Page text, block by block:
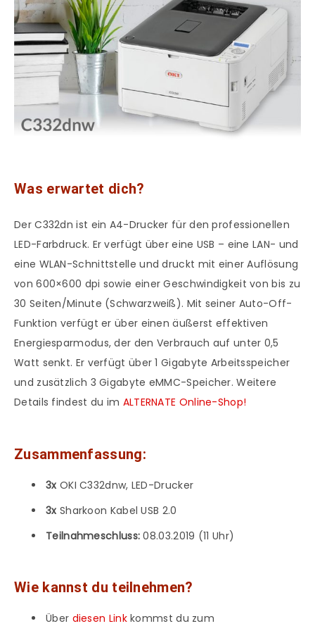
Was erwartet dich?
Der C332dn ist ein A4-Drucker für den professionellen
LED-Farbdruck. Er verfügt über eine USB – eine LAN- und
eine WLAN-Schnittstelle und druckt mit einer Auflösung
von 600×600 dpi sowie einer Geschwindigkeit von bis zu
30 Seiten/Minute (Schwarzweiß). Mit seiner Auto-Off-
Funktion verfügt er über einen äußerst effektiven
Energiesparmodus, der den Verbrauch auf unter 0,5
Watt senkt. Er verfügt über 1 Gigabyte Arbeitsspeicher
und zusätzlich 3 Gigabyte eMMC-Speicher. Weitere
Details findest du im ALTERNATE Online-Shop!
Zusammenfassung:
3x OKI C332dnw, LED-Drucker
3x Sharkoon Kabel USB 2.0
Teilnahmeschluss: 08.03.2019 (11 Uhr)
Wie kannst du teilnehmen?
Über diesen Linkkommst du zum